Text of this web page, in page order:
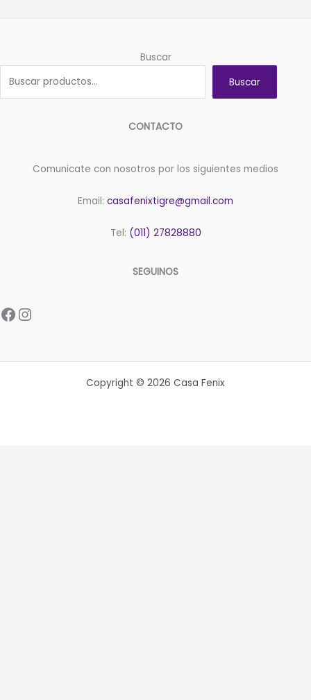
Buscar
Buscar
CONTACTO
Comunicate con nosotros por los siguientes medios
Email: casafenixtigre@gmail.com
Tel: (011) 27828880
SEGUINOS
Facebook
Instagram
Copyright © 2026 Casa Fenix